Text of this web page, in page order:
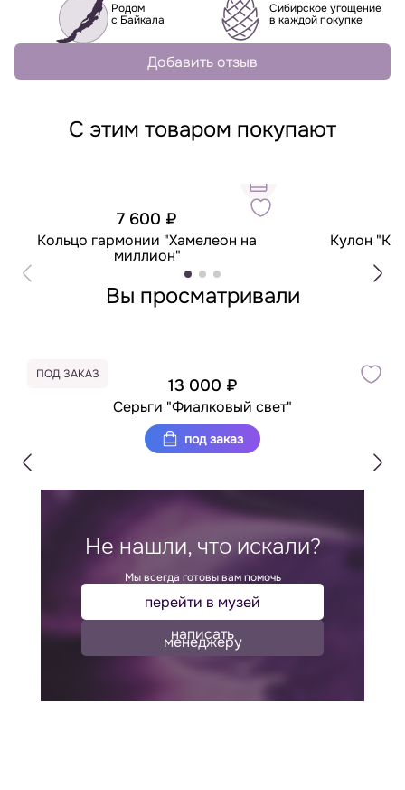
Родом
с Байкала
Сибирское угощение
в каждой покупке
Добавить отзыв
С этим товаром покупают
7 600 ₽
Кольцо гармонии "Хамелеон на
миллион"
Кулон
Вы просматривали
ПОД ЗАКАЗ
13 000 ₽
Серьги "Фиалковый свет"
под заказ
Не нашли, что искали?
Мы всегда готовы вам помочь
перейти в музей
написать
менеджеру